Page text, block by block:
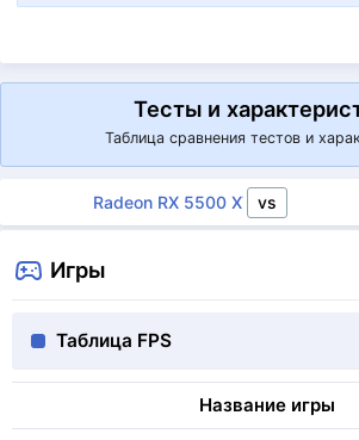
Тесты и
Таблица сравнения тестов и
Radeon RX 5500 XT vs
Игры
Таблица FPS
Название игры